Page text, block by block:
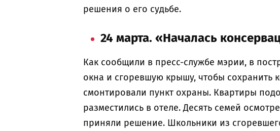
решения о его судьбе.
24 марта. «Началась
Как сообщили в пресс-службе мэрии, в
окна и сгоревшую крышу, чтобы сохранить
смонтировали пункт охраны. Квартиры
разместились в отеле. Десять семей
приняли решение. Школьники из